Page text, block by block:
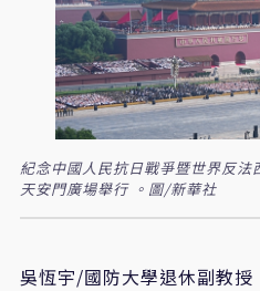
紀念中國人民抗日戰爭暨世界反
天安門廣場舉行 。圖/新華社
吳恆宇/國防大學退休副教授